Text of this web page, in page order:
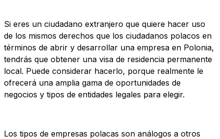
Si eres un ciudadano extranjero que quiere hacer uso
de los mismos derechos que los ciudadanos polacos en
términos de abrir y desarrollar una empresa en Polonia,
tendrás que obtener una visa de residencia permanente
local. Puede considerar hacerlo, porque realmente le
ofrecerá una amplia gama de oportunidades de
negocios y tipos de entidades legales para elegir.
Los tipos de empresas polacas son análogos a otros